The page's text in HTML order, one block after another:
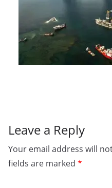
Leave a Reply
Your email address will
fields are marked *